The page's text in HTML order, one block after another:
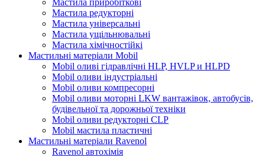
Мастила приробіткові
Мастила редукторні
Мастила універсальні
Мастила ущільнювальні
Мастила хімічностійкі
Мастильні матеріали Mobil
Mobil оливі гідравлічні HLP, HVLP и HLPD
Mobil оливи індустріальні
Mobil оливи компресорні
Mobil оливи моторні LKW вантажівок, автобусів,
будівельної та дорожньої техніки
Mobil оливи редукторні CLP
Mobil мастила пластичні
Мастильні матеріали Ravenol
Ravenol автохімія